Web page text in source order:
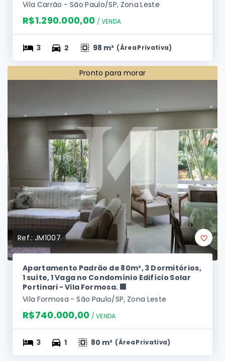
sendo 1 Suíte e 2 Vagas no Condomínio
Edifício Lugano Club. 🏢
Vila Carrão - São Paulo/SP, Zona Leste
R$1.290.000,00 / VENDA
98 m² (Área Privativa
Ref.:JM1007
Apartamento Padrão de 80m², 3 Dormitórios,
1 suíte, 1 Vaga no Condomínio Edifício Solar
Portinari - Vila Formosa. 🏢
Vila Formosa - São Paulo/SP, Zona Leste
R$740.000,00 / VENDA